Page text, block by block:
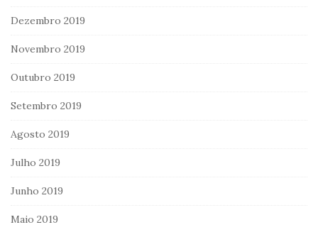
Dezembro 2019
Novembro 2019
Outubro 2019
Setembro 2019
Agosto 2019
Julho 2019
Junho 2019
Maio 2019